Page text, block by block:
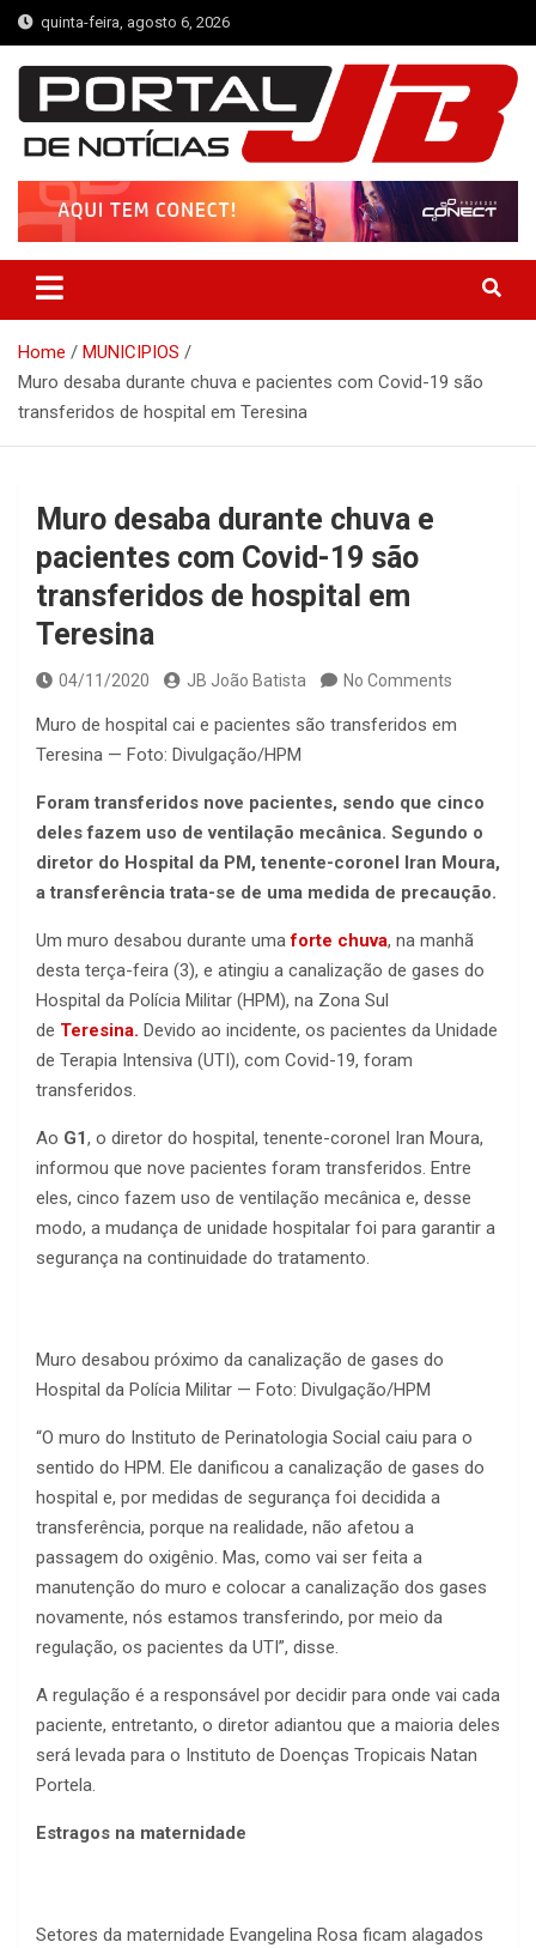
Skip
to
content
quinta-feira, agosto 6, 2026
Portal de Notícias JB
Notícias de Simplício Mendes e Região
Home
MUNICIPIOS
Muro desaba durante chuva e pacientes com Covid-19 são
transferidos de hospital em Teresina
Muro desaba durante chuva e
pacientes com Covid-19 são
transferidos de hospital em
Teresina
04/11/2020 JB João Batista No Comments
Muro de hospital cai e pacientes são transferidos em
Teresina — Foto: Divulgação/HPM
Foram transferidos nove pacientes, sendo que cinco
deles fazem uso de ventilação mecânica. Segundo o
diretor do Hospital da PM, tenente-coronel Iran Moura,
a transferência trata-se de uma medida de precaução.
Um muro desabou durante umaforte chuva, na manhã
desta terça-feira (3), e atingiu a canalização de gases do
Hospital da Polícia Militar (HPM), na Zona Sul
de Teresina. Devido ao incidente, os pacientes da Unidade
de Terapia Intensiva (UTI), com Covid-19, foram
transferidos.
Ao G1, o diretor do hospital, tenente-coronel Iran Moura,
informou que nove pacientes foram transferidos. Entre
eles, cinco fazem uso de ventilação mecânica e, desse
modo, a mudança de unidade hospitalar foi para garantir a
segurança na continuidade do tratamento.
Muro desabou próximo da canalização de gases do
Hospital da Polícia Militar — Foto: Divulgação/HPM
“O muro do Instituto de Perinatologia Social caiu para o
sentido do HPM. Ele danificou a canalização de gases do
hospital e, por medidas de segurança foi decidida a
transferência, porque na realidade, não afetou a
passagem do oxigênio. Mas, como vai ser feita a
manutenção do muro e colocar a canalização dos gases
novamente, nós estamos transferindo, por meio da
regulação, os pacientes da UTI”, disse.
A regulação é a responsável por decidir para onde vai cada
paciente, entretanto, o diretor adiantou que a maioria deles
será levada para o Instituto de Doenças Tropicais Natan
Portela.
Estragos na maternidade
Setores da maternidade Evangelina Rosa ficam alagados